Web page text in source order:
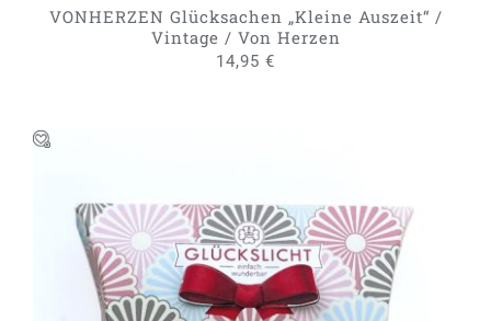
VONHERZEN Glücksachen „Kleine Auszeit“ /
Vintage / Von Herzen
14,95 €